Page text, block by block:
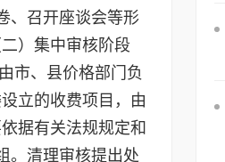
、召开座谈会等形
）集中审核阶段
市、县价格部门负
立的收费项目，由
据有关法规规定和
。清理审核提出处